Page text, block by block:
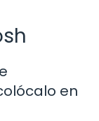
en